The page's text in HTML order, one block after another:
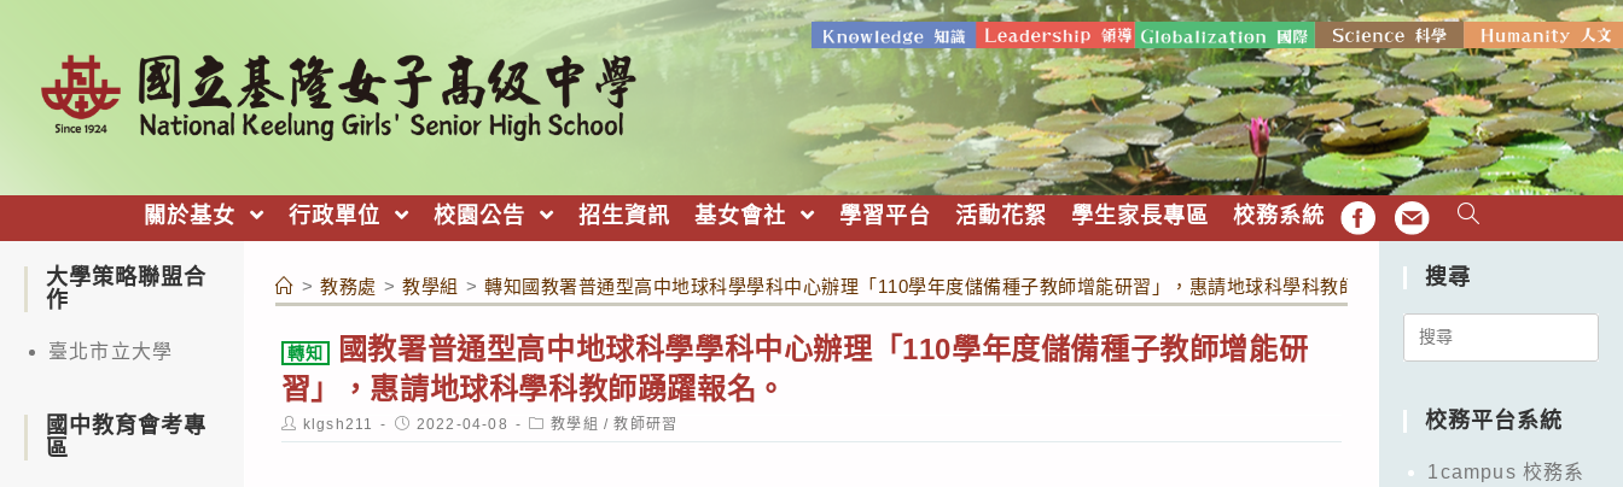
關於基女 行政單位 校園公告 招生資訊 基女會社 學習平台 活動花絮 學生家長專區 校務系統 FB EMAIL
> 教務處 > 教學組 > 轉知國教署普通型高中地球科學學科中心辦理「110學年度儲備種子教師增能研習」，惠請地球科學科教師踴躍報名。
轉知
國教署普通型高中地球科學學科中心辦理「110學年度儲備種子教師增能研
習」，惠請地球科學科教師踴躍報名。
Post
author:
klgsh211
Post
published:
2022-04-08
Post
category:
教學組 / 教師研習
大學策略聯盟合
作
臺北市立大學
國中教育會考專
區
搜尋
Search
校務平台系統
1campus 校務系